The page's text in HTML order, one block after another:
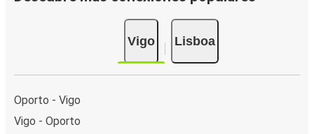
Vigo Lisboa
Oporto - Vigo
Vigo - Oporto